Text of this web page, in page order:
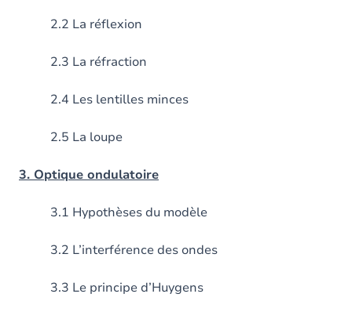
2.2 La réflexion
2.3 La réfraction
2.4 Les lentilles minces
2.5 La loupe
3. Optique ondulatoire
3.1 Hypothèses du modèle
3.2 L’interférence des ondes
3.3 Le principe d’Huygens